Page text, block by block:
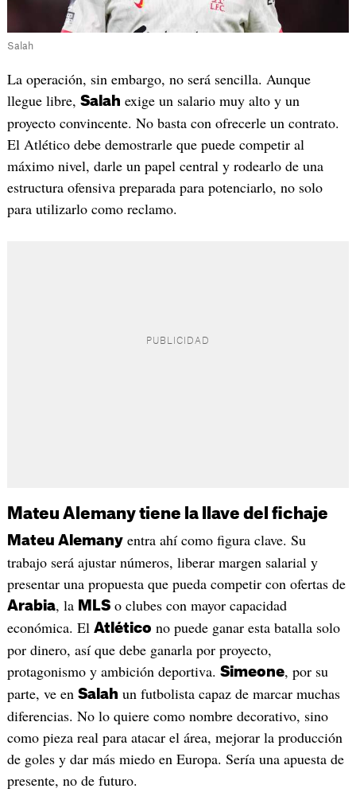
Salah
La operación, sin embargo, no será sencilla. Aunque
llegue libre, Salah exige un salario muy alto y un
proyecto convincente. No basta con ofrecerle un contrato.
El Atlético debe demostrarle que puede competir al
máximo nivel, darle un papel central y rodearlo de una
estructura ofensiva preparada para potenciarlo, no solo
para utilizarlo como reclamo.
Mateu Alemany tiene la llave del fichaje
Mateu Alemanyentra ahí como figura clave. Su
trabajo será ajustar números, liberar margen salarial y
presentar una propuesta que pueda competir con ofertas de
Arabia, la MLSo clubes con mayor capacidad
económica. El Atlético no puede ganar esta batalla solo
por dinero, así que debe ganarla por proyecto,
protagonismo y ambición deportiva. Simeone, por su
parte, ve en Salah un futbolista capaz de marcar muchas
diferencias. No lo quiere como nombre decorativo, sino
como pieza real para atacar el área, mejorar la producción
de goles y dar más miedo en Europa. Sería una apuesta de
presente, no de futuro.